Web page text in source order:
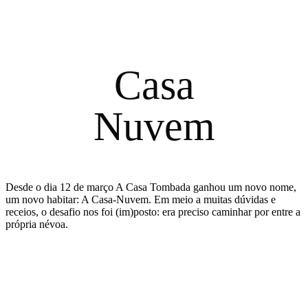
Casa
Nuvem
Desde o dia 12 de março A Casa Tombada ganhou um novo nome,
um novo habitar: A Casa-Nuvem. Em meio a muitas dúvidas e
receios, o desafio nos foi (im)posto: era preciso caminhar por entre a
própria névoa.